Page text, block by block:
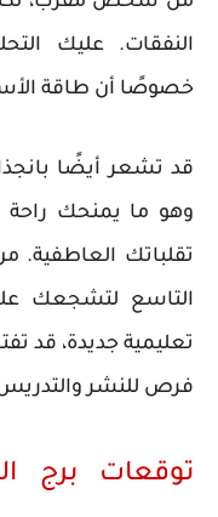
النفقات. عليك
خصوصًا أن طاقة الأسد
قد تشعر أيضًا
وهو ما يمنحك راحة
تقلباتك
التاسع لتشجعك
تعليمية جديدة، قد
فرص للنشر
توقعات برج